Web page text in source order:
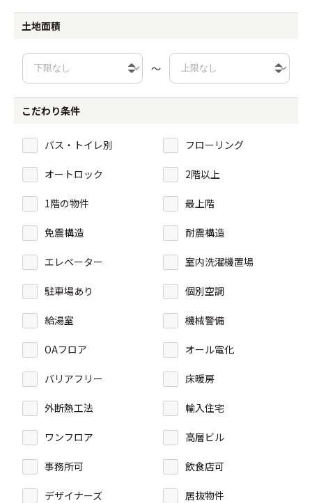
土地面積
～
こだわり条件
バス・トイレ別 フローリング
オートロック 2階以上
1階の物件 最上階
免震構造 耐震構造
エレベーター 室内洗濯機置場
駐車場あり 個別空調
給湯室 機械警備
OAフロア オール電化
バリアフリー 床暖房
外断熱工法 輸入住宅
ワンフロア 高層ビル
事務所可 飲食店可
デザイナーズ 居抜物件